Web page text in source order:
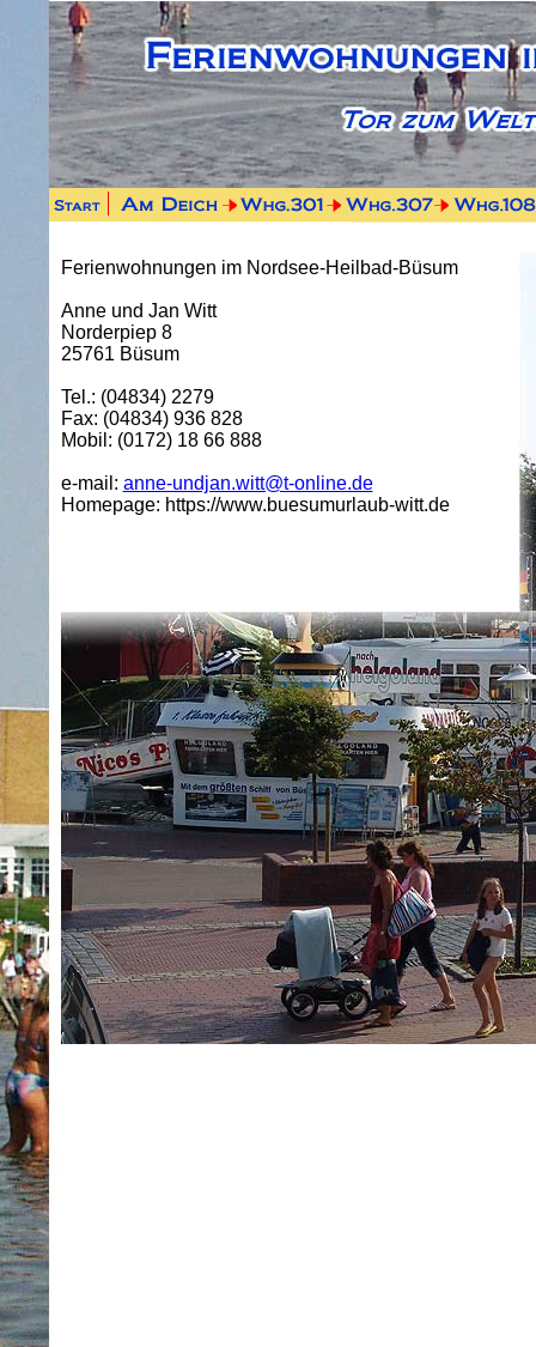
Ferienwohnungen im Nordsee-Heilbad-Büsum
Anne und Jan Witt
Norderpiep 8
25761 Büsum
Tel.: (04834) 2279
Fax: (04834) 936 828
Mobil: (0172) 18 66 888
e-mail: anne-undjan.witt@t-online.de
Homepage: https://www.buesumurlaub-witt.de